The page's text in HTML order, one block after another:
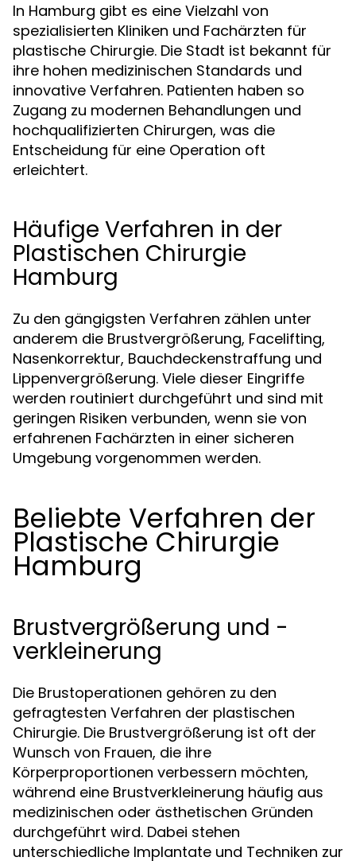
In Hamburg gibt es eine Vielzahl von
spezialisierten Kliniken und Fachärzten für
plastische Chirurgie. Die Stadt ist bekannt für
ihre hohen medizinischen Standards und
innovative Verfahren. Patienten haben so
Zugang zu modernen Behandlungen und
hochqualifizierten Chirurgen, was die
Entscheidung für eine Operation oft
erleichtert.
Häufige Verfahren in der
Plastischen Chirurgie
Hamburg
Zu den gängigsten Verfahren zählen unter
anderem die Brustvergrößerung, Facelifting,
Nasenkorrektur, Bauchdeckenstraffung und
Lippenvergrößerung. Viele dieser Eingriffe
werden routiniert durchgeführt und sind mit
geringen Risiken verbunden, wenn sie von
erfahrenen Fachärzten in einer sicheren
Umgebung vorgenommen werden.
Beliebte Verfahren der
Plastische Chirurgie
Hamburg
Brustvergrößerung und -
verkleinerung
Die Brustoperationen gehören zu den
gefragtesten Verfahren der plastischen
Chirurgie. Die Brustvergrößerung ist oft der
Wunsch von Frauen, die ihre
Körperproportionen verbessern möchten,
während eine Brustverkleinerung häufig aus
medizinischen oder ästhetischen Gründen
durchgeführt wird. Dabei stehen
unterschiedliche Implantate und Techniken zur